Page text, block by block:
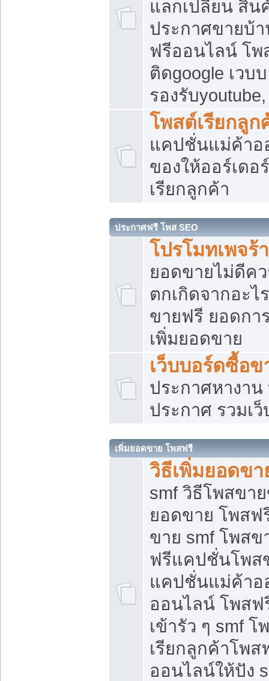
แลกเปลี่ยน สิน
ประกาศขายบ้
ฟรีออนไลน์ โพ
ติดgoogle เวบ
รองรับ
โพสต์เรียกลูก
แคปชั่นแม่ค้าอ
ของให้ออร์เดอ
เรียกลูกค้า
ประกาศฟรี โพส SEO
โปรโมทเพจร้
ยอดขายไม่ดีค
ตกเกิดจากอะไ
ขายฟรี ยอดกา
เพิ่มยอดขาย
เว็บบอร์ดซื้อข
ประกาศหางาน
ประกาศ รวมเ
เพิ่มยอดขาย โพสฟรี
วิธีเพิ่มยอดข
smf วิธีโพสขา
ยอดขาย โพสฟ
ขาย smf โพส
ฟรีแคปชั่นโพส
แคปชั่นแม่ค้า
ออนไลน์ โพสฟ
เข้ารัว ๆ smf
เรียกลูกค้าโพส
ออนไลน์ให้ปัง